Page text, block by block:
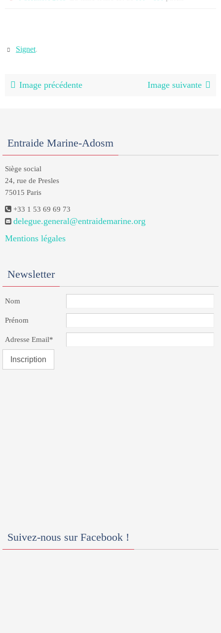
Signet.
Image précédente Image suivante
Entraide Marine-Adosm
Siège social
24, rue de Presles
75015 Paris
+33 1 53 69 69 73
delegue.general@entraidemarine.org
Mentions légales
Newsletter
Nom
Prénom
Adresse Email*
Suivez-nous sur Facebook !